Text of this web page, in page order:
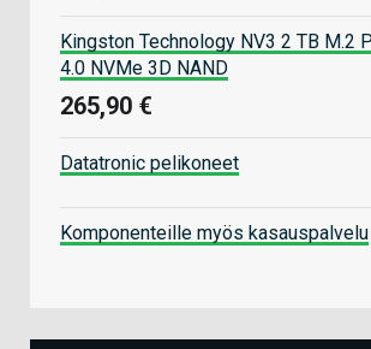
Kingston Technology NV3 2 TB M.2
4.0 NVMe 3D NAND
265,90 €
Datatronic pelikoneet
Komponenteille myös kasauspalvelu